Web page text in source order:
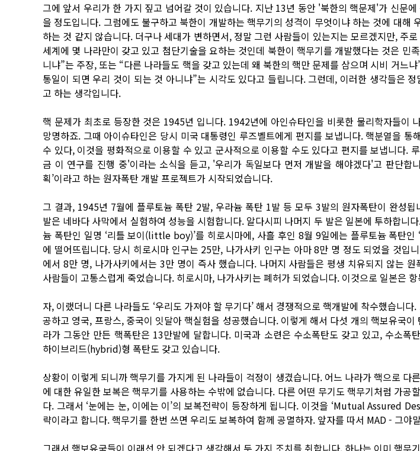
그에 앞서 우리가 한 가지 짚고 넘어갈 것이 있습니다. 지난 13년 동안 '북한의 핵문제'가 신문
을 정도입니다. 그럼에도 불구하고 북한이 개발하는 핵무기의 성격이 무엇이냐 하는 것에 대해
하는 것 같지 않습니다. 더구나 세대가 변하면서, 정말 그런 사람들이 있는지는 모르겠지만, 주
세계에 몇 나라만이 갖고 있고 첨단기술을 요하는 것인데 북한이 핵무기를 개발했다는 것은 민
니냐”는 주장, 또는 “다른 나라들도 핵을 갖고 있는데 왜 북한의 핵만 문제를 삼으며 시비 거느
통일이 되면 우리 것이 되는 것 아니냐”는 시각도 있다고 들립니다. 그런데, 이러한 생각들은
고 하는 생각입니다.
핵 문제가 최초로 등장한 것은 1945년 입니다. 1942년에 아인슈타인을 비롯한 물리학자들이
망명하죠. 그때 아이슈타인은 당시 미국 대통령인 루즈벨트에게 편지를 보냅니다. 핵분열을 통
수 있다, 이것을 평화적으로 이용할 수 있고 군사적으로 이용할 수도 있다고 편지를 보냅니다.
금 이 연구를 진행 중'이라는 소식을 듣고, '우리가 독일보다 먼저 개발을 해야겠다'고 판단합
획’이라고 하는 원자폭탄 개발 프로젝트가 시작되었습니다.
그 결과, 1945년 7월에 플루토늄 폭탄 2발, 우라늄 폭탄 1발 등 모두 3발의 원자폭탄이 완성
발은 네바다 사막에서 실험하여 성능을 시험합니다. 알다시피 나머지 두 발은 일본에 투하합니
늄 폭탄인 일명 ‘리틀 보이(little boy)’를 히로시마에, 사흘 후인 8월 9일에는 플루토늄 폭탄인
에 떨어뜨립니다. 당시 히로시마 인구는 25만, 나가사키 인구는 아마 8만 명 정도 되었을 것입
에서 8만 명, 나가사키에서는 3만 명이 즉사 했습니다. 나머지 사람들은 평생 치유되지 않는
사람들이 고통스럽게 죽었습니다. 히로시마, 나가사키는 폐허가 되었습니다. 이것으로 일본은
자, 이랬더니 다른 나라들도 ‘우리도 가져야 할 무기다’ 해서 경쟁적으로 핵개발에 착수했습니
공하고 영국, 프랑스, 중국이 잇달아 핵실험을 성공했습니다. 이렇게 해서 다섯 개의 핵보유국
라가 그동안 만든 핵폭탄은 13만발에 달합니다. 미국과 소련은 수소폭탄도 갖고 있고, 수소폭
하이브리드(hybrid)형 폭탄도 갖고 있습니다.
상황이 이렇게 되니까 핵무기를 가지게 된 나라들이 걱정이 생겼습니다. 어느 나라가 핵으로 다
에 대한 유일한 보복은 핵무기를 사용하는 수밖에 없습니다. 다른 어떤 무기도 핵무기처럼 가공
다. 그래서 ‘눈에는 눈, 이에는 이’의 보복전략이 등장하게 됩니다. 이것을 ‘Mutual Assured
략이라고 합니다. 핵무기를 한번 쓰면 우리도 보복하여 함께 공멸하자. 앞자를 따서 MAD - 그야
그래서 핵보유국들이 이래선 안 되겠다고 생각해서 두 가지 조치를 취합니다. 하나는 이미 핵무